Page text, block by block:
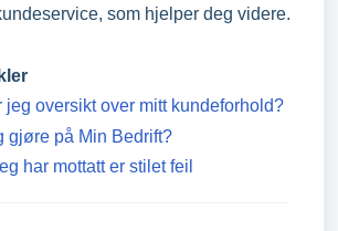
som hjelper deg videre.
jeg oversikt over mitt kundeforhold?
gjøre på Min Bedrift?
har mottatt er stilet feil